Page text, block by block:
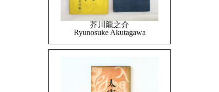
芥川龍之介
Ryunosuke Akutagawa